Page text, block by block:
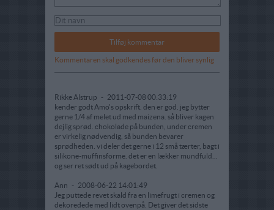
Kommentaren skal godkendes før den bliver synlig
Rikke Alstrup - 2011-07-08 00:33:19
kender godt Amo's opskrift. den er god. jeg bytter
gerne 1/4 af melet ud med maizena. så bliver kagen
dejlig sprød. chokolade på bunden, under cremen
er virkelig nødvendig, så bunden bevarer
sprødheden. vi deler det gerne i 12 små tærter, bagt i
silikone-muffinsforme. det er en lækker mundfuld...
og ser ret sødt ud på kagebordet.
Ann - 2008-06-22 14:01:49
Jeg puttede revet skald fra en limefrugt i cremen og
dekoredede med lidt ovenpå. Det giver det sidste